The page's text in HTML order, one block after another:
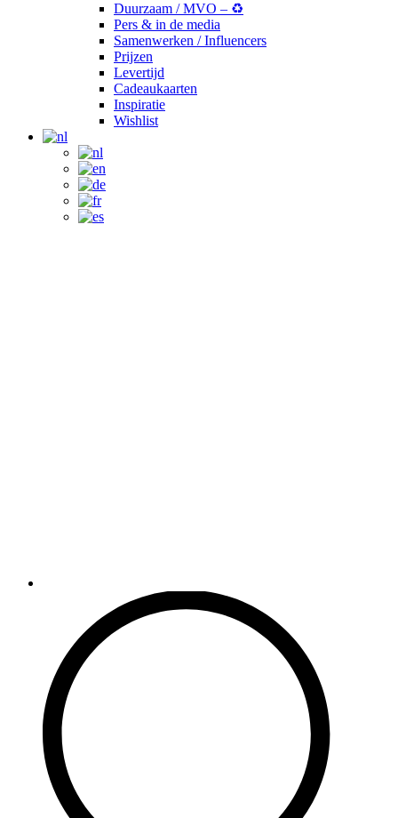
Duurzaam / MVO – ♻️
Pers & in de media
Samenwerken / Influencers
Prijzen
Levertijd
Cadeaukaarten
Inspiratie
Wishlist